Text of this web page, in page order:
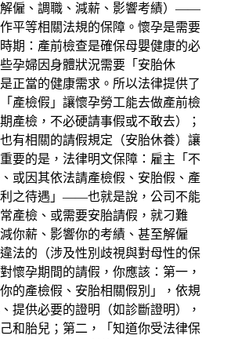
僱、調職、減薪、影響考績）——
平等相關法規的保障。懷孕是需要
期：產前檢查是確保母嬰健康的必
孕婦因身體狀況需要「安胎休
正當的健康需求。所以法律提供了
產檢假」讓懷孕勞工能去做產前檢
產檢，不必硬請事假或不敢去）；
有相關的請假規定（安胎休養）讓
要的是，法律明文保障：雇主「不
或因其依法請產檢假、安胎假、產
之待遇」——也就是說，公司不能
產檢、或需要安胎請假，就刁難
你薪、影響你的考績、甚至解僱
法的（涉及性別歧視與對母性的保
懷孕期間的請假，你應該：第一，
你的產檢假、安胎相關假別」，依規
提供必要的證明（如診斷證明），
和胎兒；第二，「知道你受法律保